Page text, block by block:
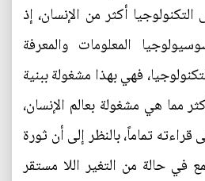
أكثر من الإنسان، إذ
المعلومات والمعرفة
فهي بهذا مشغولة ببنية
مما هي مشغولة بعالم الإنسان،
تماماً، بالنظر إلى أن ثورة
في حالة من التغير اللا مستقر